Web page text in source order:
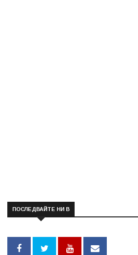
ПОСЛЕДВАЙТЕ НИ В